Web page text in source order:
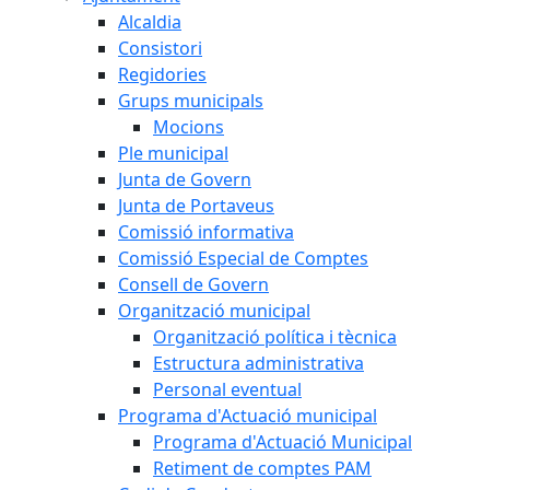
Alcaldia
Consistori
Regidories
Grups municipals
Mocions
Ple municipal
Junta de Govern
Junta de Portaveus
Comissió informativa
Comissió Especial de Comptes
Consell de Govern
Organització municipal
Organització política i tècnica
Estructura administrativa
Personal eventual
Programa d'Actuació municipal
Programa d'Actuació Municipal
Retiment de comptes PAM